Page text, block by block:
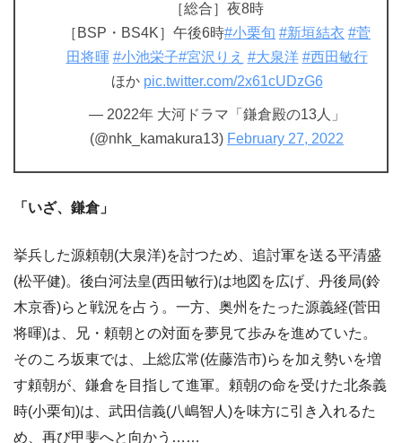
［総合］夜8時
［BSP・BS4K］午後6時#小栗旬 #新垣結衣 #菅
田将暉 #小池栄子#宮沢りえ #大泉洋 #西田敏行
ほか pic.twitter.com/2x61cUDzG6
— 2022年 大河ドラマ「鎌倉殿の13人」
(@nhk_kamakura13) February 27, 2022
「いざ、鎌倉」
挙兵した源頼朝(大泉洋)を討つため、追討軍を送る平清盛
(松平健)。後白河法皇(西田敏行)は地図を広げ、丹後局(鈴
木京香)らと戦況を占う。一方、奥州をたった源義経(菅田
将暉)は、兄・頼朝との対面を夢見て歩みを進めていた。
そのころ坂東では、上総広常(佐藤浩市)らを加え勢いを増
す頼朝が、鎌倉を目指して進軍。頼朝の命を受けた北条義
時(小栗旬)は、武田信義(八嶋智人)を味方に引き入れるた
め、再び甲斐へと向かう……